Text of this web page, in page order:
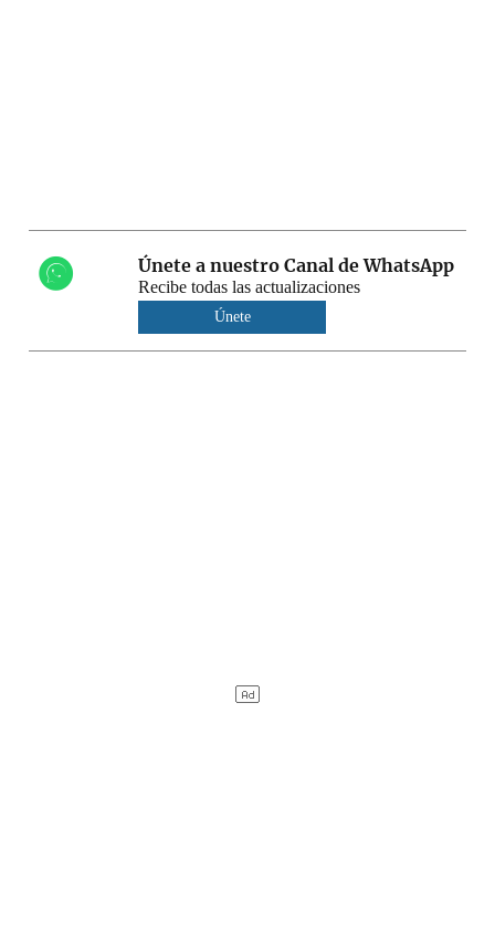
Únete a nuestro Canal de WhatsApp
Recibe todas las actualizaciones
Únete